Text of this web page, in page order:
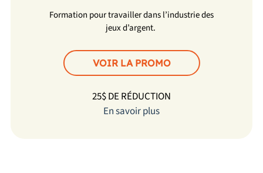
Formation pour travailler dans l’industrie des
jeux d’argent.
VOIR LA PROMO
25$ DE RÉDUCTION
En savoir plus